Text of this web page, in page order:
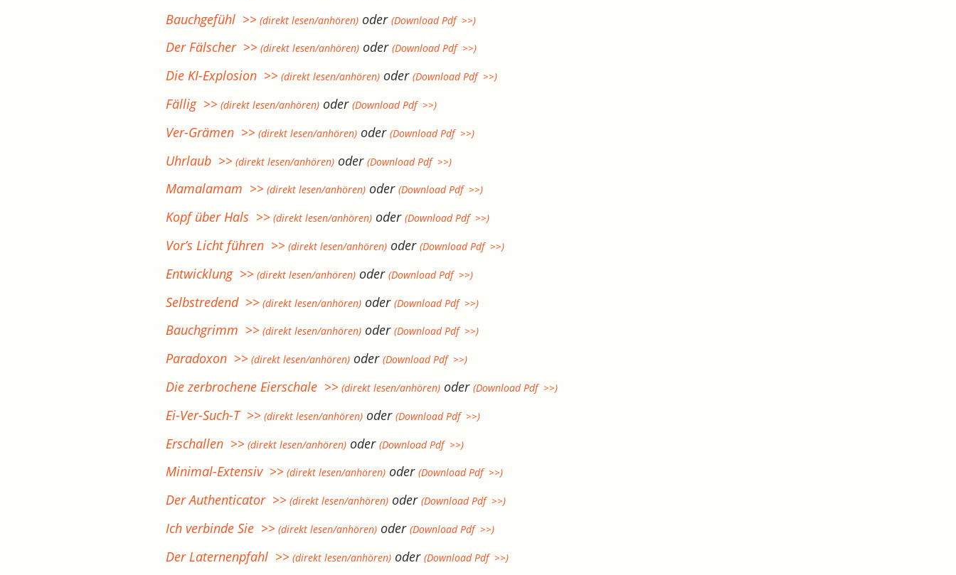
Bauchgefühl >> (direkt lesen/anhören) oder(Download Pdf >>)
Der Fälscher >> (direkt lesen/anhören) oder(Download Pdf >>)
Die KI-Explosion >> (direkt lesen/anhören) oder(Download Pdf >>)
Fällig >> (direkt lesen/anhören) oder(Download Pdf >>)
Ver-Grämen >> (direkt lesen/anhören) oder(Download Pdf >>)
Uhrlaub >> (direkt lesen/anhören) oder(Download Pdf >>)
Mamalamam >> (direkt lesen/anhören) oder(Download Pdf >>)
Kopf über Hals >> (direkt lesen/anhören) oder(Download Pdf >>)
Vor’s Licht führen >> (direkt lesen/anhören) oder(Download Pdf >>)
Entwicklung >> (direkt lesen/anhören) oder(Download Pdf >>)
Selbstredend >> (direkt lesen/anhören) oder(Download Pdf >>)
Bauchgrimm >> (direkt lesen/anhören) oder(Download Pdf >>)
Paradoxon >> (direkt lesen/anhören) oder(Download Pdf >>)
Die zerbrochene Eierschale >> (direkt lesen/anhören) oder(Download Pdf >>)
Ei-Ver-Such-T >> (direkt lesen/anhören) oder(Download Pdf >>)
Erschallen >> (direkt lesen/anhören) oder(Download Pdf >>)
Minimal-Extensiv >> (direkt lesen/anhören) oder(Download Pdf >>)
Der Authenticator >> (direkt lesen/anhören) oder(Download Pdf >>)
Ich verbinde Sie >> (direkt lesen/anhören) oder(Download Pdf >>)
Der Laternenpfahl >> (direkt lesen/anhören) oder(Download Pdf >>)